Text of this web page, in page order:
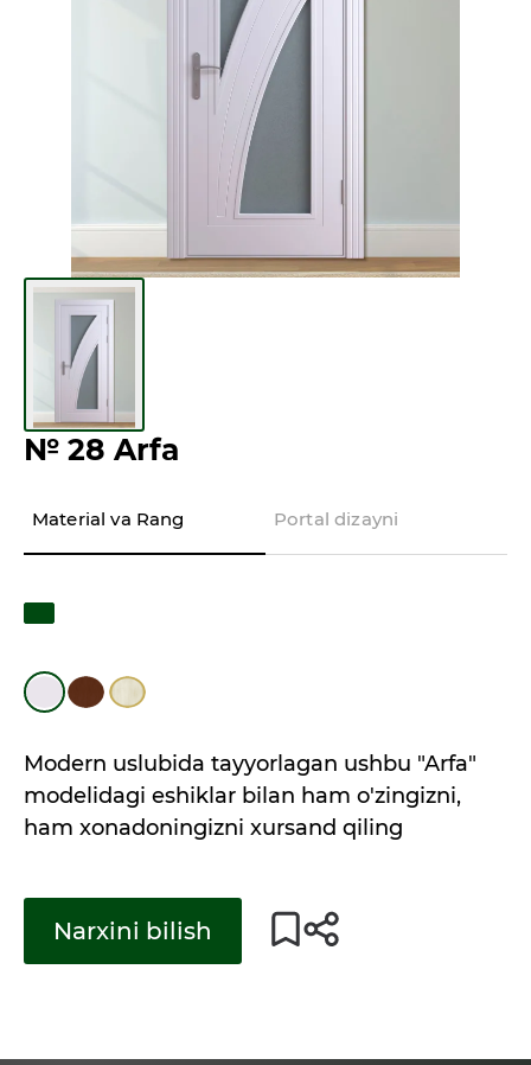
№ 28 Arfa
Material va Rang Portal dizayni
Modern uslubida tayyorlagan ushbu "Arfa"
modelidagi eshiklar bilan ham o'zingizni,
ham xonadoningizni xursand qiling
Narxini bilish